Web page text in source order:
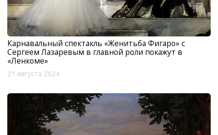
Карнавальный спектакль «Женитьба Фигаро» с
Сергеем Лазаревым в главной роли покажут в
«Ленкоме»
21 августа 2024